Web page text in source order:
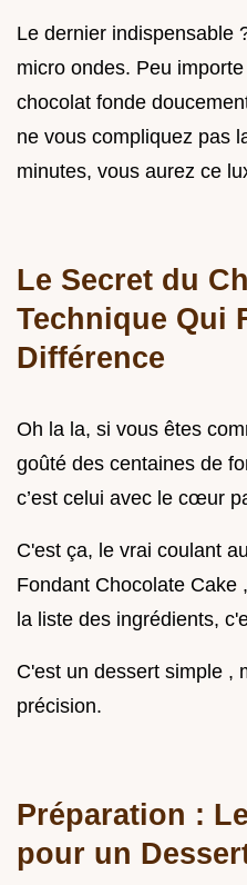
Le dernier indispensable
micro ondes. Peu
chocolat fonde
ne vous compliquez pas
minutes, vous aurez ce
Le Secret du
Technique Qui
Différence
Oh la la, si vous êtes
goûté des centaines de
c’est celui avec le cœur
C'est ça, le vrai coulant
Fondant Chocolate Cake
la liste des ingrédients,
C'est un dessert simple ,
précision.
Préparation :
pour un